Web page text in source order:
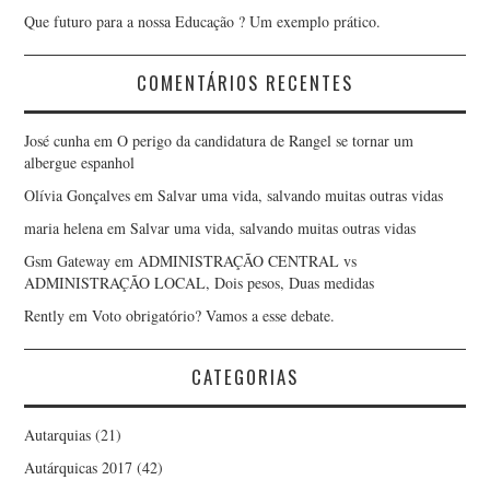
Que futuro para a nossa Educação ? Um exemplo prático.
COMENTÁRIOS RECENTES
José cunha emO perigo da candidatura de Rangel se tornar um
albergue espanhol
Olívia Gonçalves emSalvar uma vida, salvando muitas outras vidas
maria helena emSalvar uma vida, salvando muitas outras vidas
Gsm Gateway emADMINISTRAÇÃO CENTRAL vs
ADMINISTRAÇÃO LOCAL, Dois pesos, Duas medidas
Rently emVoto obrigatório? Vamos a esse debate.
CATEGORIAS
Autarquias (21)
Autárquicas 2017 (42)